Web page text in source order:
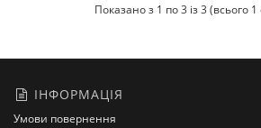
Показано з 1 по 3 із 3 (всього 1
ІНФОРМАЦІЯ
Умови повернення